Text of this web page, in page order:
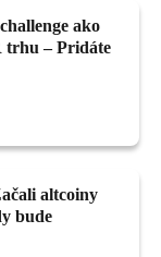
ako
trhu – Pridáte
altcoiny
bude